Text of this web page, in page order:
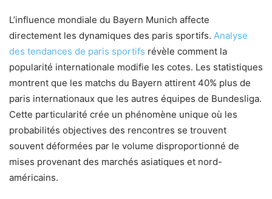
L’influence mondiale du Bayern Munich affecte
directement les dynamiques des paris sportifs. Analyse
des tendances de paris sportifs révèle comment la
popularité internationale modifie les cotes. Les statistiques
montrent que les matchs du Bayern attirent 40% plus de
paris internationaux que les autres équipes de Bundesliga.
Cette particularité crée un phénomène unique où les
probabilités objectives des rencontres se trouvent
souvent déformées par le volume disproportionné de
mises provenant des marchés asiatiques et nord-
américains.